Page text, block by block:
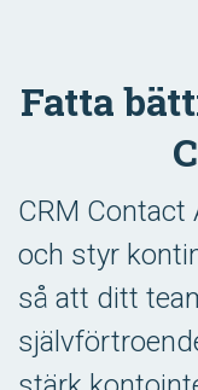
Fatta
CRM Contact
och styr
så att ditt